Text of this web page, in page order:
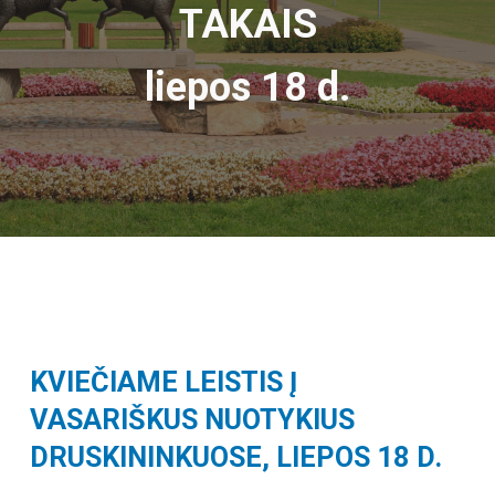
TAKAIS
liepos 18 d.
KVIEČIAME LEISTIS Į
VASARIŠKUS NUOTYKIUS
DRUSKININKUOSE, LIEPOS 18 D.